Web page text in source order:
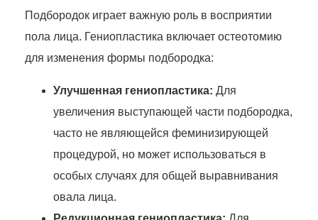
Подбородок играет важную роль в восприятии
пола лица. Гениопластика включает остеотомию
для изменения формы подбородка:
Улучшенная гениопластика: Для
увеличения выступающей части подбородка,
часто не являющейся феминизирующей
процедурой, но может использоваться в
особых случаях для общей выравнивания
овала лица.